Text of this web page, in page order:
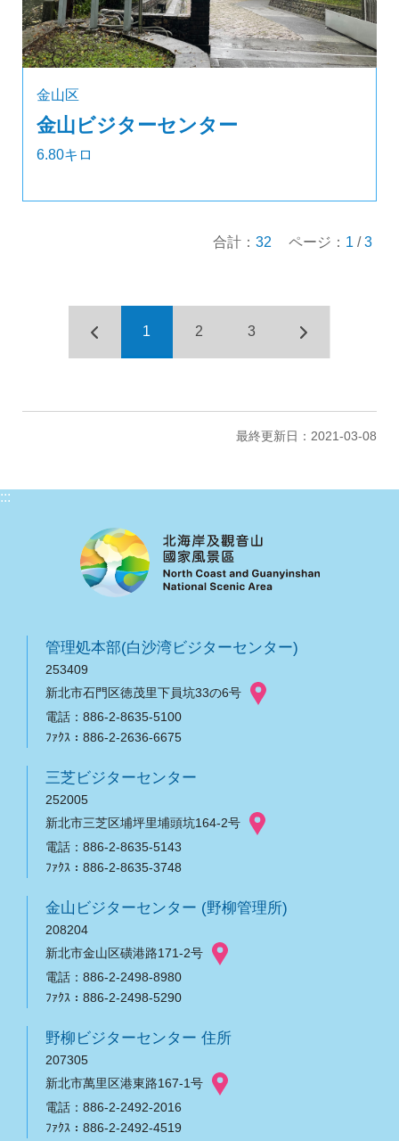
金山区
金山ビジターセンター
6.80キロ
合計： 32 ページ： 1 /3
1 2 3
最終更新日：2021-03-08
:::
管理処本部(白沙湾ビジターセンター)
253409
新北市石門区徳茂里下員坑33の6号
電話：886-2-8635-5100
ﾌｧｸｽ：886-2-2636-6675
三芝ビジターセンター
252005
新北市三芝区埔坪里埔頭坑164-2号
電話：886-2-8635-5143
ﾌｧｸｽ：886-2-8635-3748
金山ビジターセンター (野柳管理所)
208204
新北市金山区磺港路171-2号
電話：886-2-2498-8980
ﾌｧｸｽ：886-2-2498-5290
野柳ビジターセンター 住所
207305
新北市萬里区港東路167-1号
電話：886-2-2492-2016
ﾌｧｸｽ：886-2-2492-4519